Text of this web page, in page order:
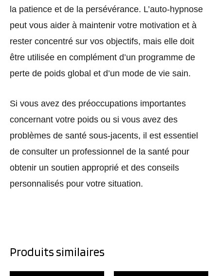
la patience et de la persévérance. L’auto-hypnose
peut vous aider à maintenir votre motivation et à
rester concentré sur vos objectifs, mais elle doit
être utilisée en complément d’un programme de
perte de poids global et d’un mode de vie sain.
Si vous avez des préoccupations importantes
concernant votre poids ou si vous avez des
problèmes de santé sous-jacents, il est essentiel
de consulter un professionnel de la santé pour
obtenir un soutien approprié et des conseils
personnalisés pour votre situation.
Produits similaires